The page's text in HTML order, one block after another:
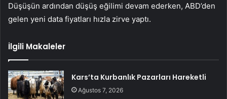
Düşüşün ardından düşüş eğilimi devam ederken, ABD’den
gelen yeni data fiyatları hızla zirve yaptı.
İlgili Makaleler
Kars’ta Kurbanlık Pazarları Hareketli
Ağustos 7, 2026